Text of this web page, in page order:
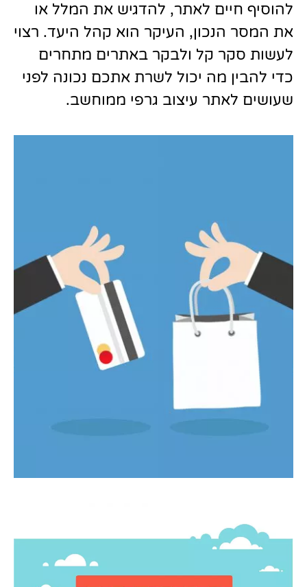
להוסיף חיים לאתר, להדגיש את המלל או
את המסר הנכון, העיקר הוא קהל היעד. רצוי
לעשות סקר קל ולבקר באתרים מתחרים
כדי להבין מה יכול לשרת אתכם נכונה לפני
שעושים לאתר עיצוב גרפי ממוחשב.